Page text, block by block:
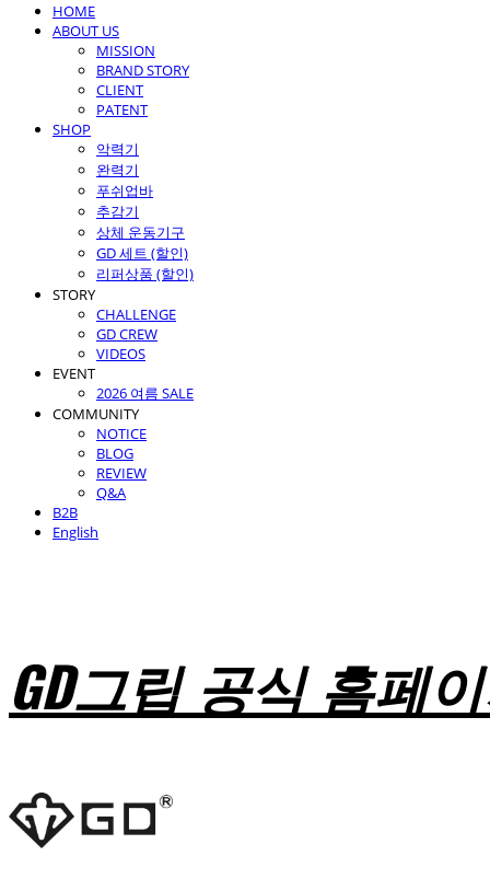
HOME
ABOUT US
MISSION
BRAND STORY
CLIENT
PATENT
SHOP
악력기
완력기
푸쉬업바
추감기
상체 운동기구
GD 세트 (할인)
리퍼상품 (할인)
STORY
CHALLENGE
GD CREW
VIDEOS
EVENT
2026 여름 SALE
COMMUNITY
NOTICE
BLOG
REVIEW
Q&A
B2B
English
GD그립 공식 홈페